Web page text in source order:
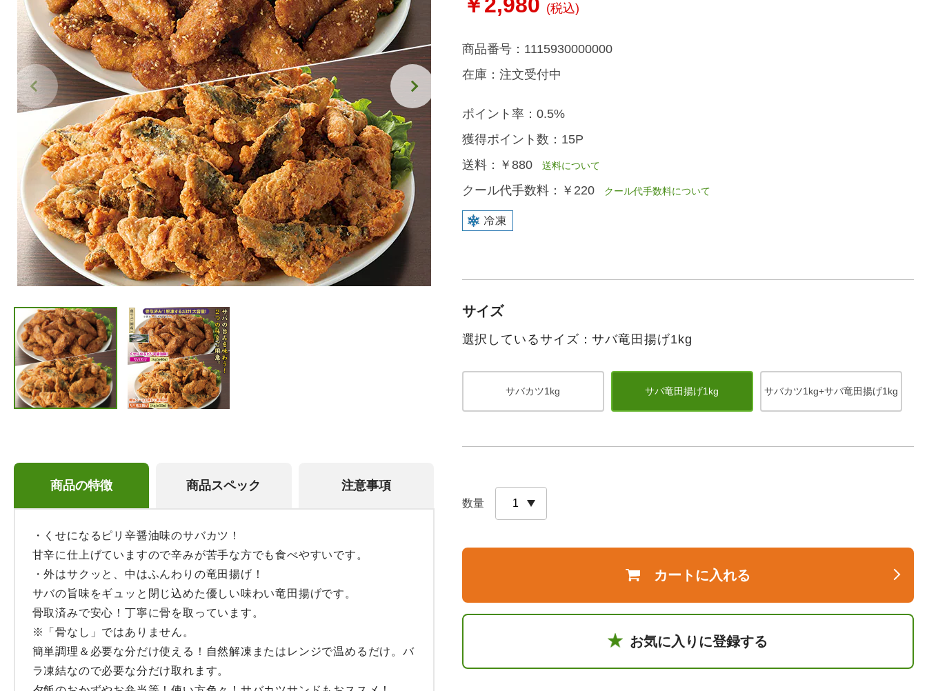
商品の特徴 商品スペック 注意事項
・くせになるピリ辛醤油味のサバカツ！
甘辛に仕上げていますので辛みが苦手な方でも食べやすいです。
・外はサクッと、中はふんわりの竜田揚げ！
サバの旨味をギュッと閉じ込めた優しい味わい竜田揚げです。
骨取済みで安心！丁寧に骨を取っています。
※「骨なし」ではありません。
簡単調理＆必要な分だけ使える！自然解凍またはレンジで温めるだけ。バ
ラ凍結なので必要な分だけ取れます。
(税込)
商品番号： 1115930000000
在庫： 注文受付中
ポイント率： 0.5%
獲得ポイント数： 15P
送料： ￥880送料について
クール代手数料： ￥220クール代手数料について
サイズ
選択しているサイズ：サバ竜田揚げ1kg
サバカツ1kg サバ竜田揚げ1kg サバカツ1kg+サバ竜田揚げ1kg
数量
カートに入れる
お気に入りに登録する